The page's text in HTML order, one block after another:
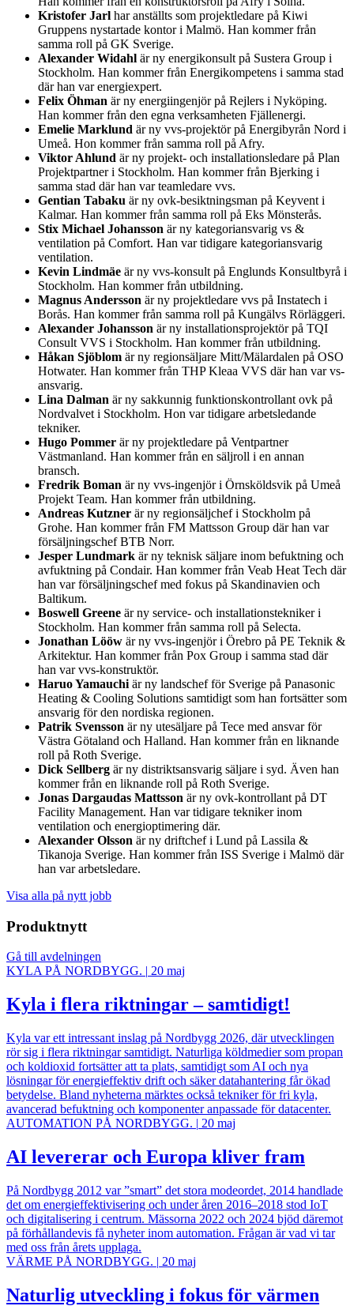
Kristofer Jarl har anställts som projektledare på Kiwi
Gruppens nystartade kontor i Malmö. Han kommer från
samma roll på GK Sverige.
Alexander Widahl är ny energikonsult på Sustera Group i
Stockholm. Han kommer från Energikompetens i samma stad
där han var energiexpert.
Felix Öhman är ny energiingenjör på Rejlers i Nyköping.
Han kommer från den egna verksamheten Fjällenergi.
Emelie Marklund är ny vvs-projektör på Energibyrån Nord i
Umeå. Hon kommer från samma roll på Afry.
Viktor Ahlund är ny projekt- och installationsledare på Plan
Projektpartner i Stockholm. Han kommer från Bjerking i
samma stad där han var teamledare vvs.
Gentian Tabaku är ny ovk-besiktningsman på Keyvent i
Kalmar. Han kommer från samma roll på Eks Mönsterås.
Stix Michael Johansson är ny kategoriansvarig vs &
ventilation på Comfort. Han var tidigare kategoriansvarig
ventilation.
Kevin Lindmäe är ny vvs-konsult på Englunds Konsultbyrå i
Stockholm. Han kommer från utbildning.
Magnus Andersson är ny projektledare vvs på Instatech i
Borås. Han kommer från samma roll på Kungälvs Rörläggeri.
Alexander Johansson är ny installationsprojektör på TQI
Consult VVS i Stockholm. Han kommer från utbildning.
Håkan Sjöblom är ny regionsäljare Mitt/Mälardalen på OSO
Hotwater. Han kommer från THP Kleaa VVS där han var vs-
ansvarig.
Lina Dalman är ny sakkunnig funktionskontrollant ovk på
Nordvalvet i Stockholm. Hon var tidigare arbetsledande
tekniker.
Hugo Pommer är ny projektledare på Ventpartner
Västmanland. Han kommer från en säljroll i en annan
bransch.
Fredrik Boman är ny vvs-ingenjör i Örnsköldsvik på Umeå
Projekt Team. Han kommer från utbildning.
Andreas Kutzner är ny regionsäljchef i Stockholm på
Grohe. Han kommer från FM Mattsson Group där han var
försäljningschef BTB Norr.
Jesper Lundmark är ny teknisk säljare inom befuktning och
avfuktning på Condair. Han kommer från Veab Heat Tech där
han var försäljningschef med fokus på Skandinavien och
Baltikum.
Boswell Greene är ny service- och installationstekniker i
Stockholm. Han kommer från samma roll på Selecta.
Jonathan Lööw är ny vvs-ingenjör i Örebro på PE Teknik &
Arkitektur. Han kommer från Pox Group i samma stad där
han var vvs-konstruktör.
Haruo Yamauchi är ny landschef för Sverige på Panasonic
Heating & Cooling Solutions samtidigt som han fortsätter som
ansvarig för den nordiska regionen.
Patrik Svensson är ny utesäljare på Tece med ansvar för
Västra Götaland och Halland. Han kommer från en liknande
roll på Roth Sverige.
Dick Sellberg är ny distriktsansvarig säljare i syd. Även han
kommer från en liknande roll på Roth Sverige.
Jonas Dargaudas Mattsson är ny ovk-kontrollant på DT
Facility Management. Han var tidigare tekniker inom
ventilation och energioptimering där.
Alexander Olsson är ny driftchef i Lund på Lassila &
Tikanoja Sverige. Han kommer från ISS Sverige i Malmö där
han var arbetsledare.
Visa alla på nytt jobb
Produktnytt
Gå till avdelningen
KYLA PÅ NORDBYGG. | 20 maj
Kyla i flera riktningar – samtidigt!
Kyla var ett intressant inslag på Nordbygg 2026, där utvecklingen
rör sig i flera riktningar samtidigt. Naturliga köldmedier som propan
och koldioxid fortsätter att ta plats, samtidigt som AI och nya
lösningar för energieffektiv drift och säker datahantering får ökad
betydelse. Bland nyheterna märktes också tekniker för fri kyla,
avancerad befuktning och komponenter anpassade för datacenter.
AUTOMATION PÅ NORDBYGG. | 20 maj
AI levererar och Europa kliver fram
På Nordbygg 2012 var ”smart” det stora modeordet, 2014 handlade
det om energieffektivisering och under åren 2016–2018 stod IoT
och digitalisering i centrum. Mässorna 2022 och 2024 bjöd däremot
på förhållandevis få nyheter inom automation. Frågan är vad vi tar
med oss från årets upplaga.
VÄRME PÅ NORDBYGG. | 20 maj
Naturlig utveckling i fokus för värmen